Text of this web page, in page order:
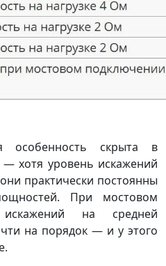
особенность скрыта в
— хотя уровень искажений
практически постоянны
При мостовом
на средней
на порядок — и у этого